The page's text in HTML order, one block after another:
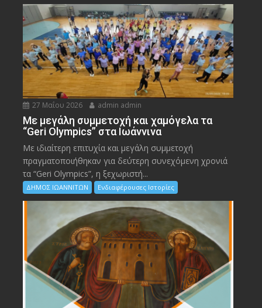
27 Μαΐου 2026 admin admin
Με μεγάλη συμμετοχή και χαμόγελα τα
“Geri Olympics” στα Ιωάννινα
Με ιδιαίτερη επιτυχία και μεγάλη συμμετοχή
πραγματοποιήθηκαν για δεύτερη συνεχόμενη χρονιά
τα “Geri Olympics”, η ξεχωριστή...
ΔΗΜΟΣ ΙΩΑΝΝΙΤΩΝ Ενδιαφέρουσες Ιστορίες